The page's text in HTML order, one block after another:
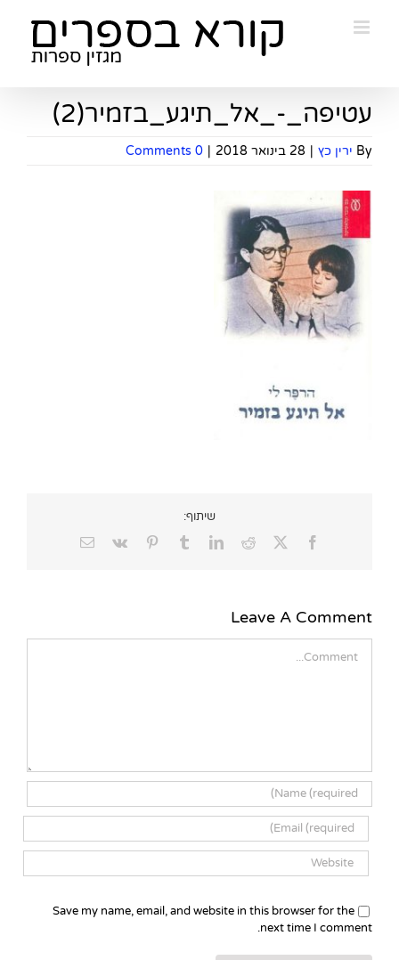
עטיפה_-_אל_תיגע_בזמיר(2)
By ירין כץ | 28 בינואר 2018 |
0 Comments
שיתוף:
Facebook
X
Reddit
LinkedIn
Tumblr
Pinterest
Vk
Email
Leave A Comment
Save my name, email, and website in this browser for the
next time I comment.